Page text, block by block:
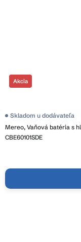
Akcia
Mereo, Vaňová batéria s
CBE60101SDE
Skladom u dodávateľa